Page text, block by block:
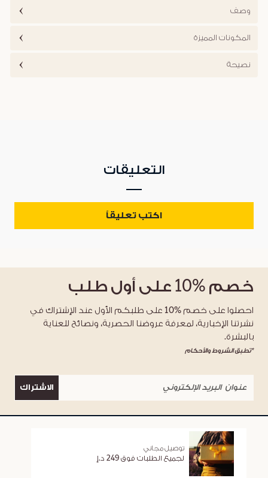
وصف
المكونات المميزة
نصيحة
التعليقات
اكتب تعليقاً
خصم %10 على أول طلب
احصلوا على خصم %10 على طلبكم الأول عند الإشتراك في
نشرتنا الإخبارية، لمعرفة عروضنا الحصرية، ونصائح للعناية
بالبشرة.
*تطبق الشروط والأحكام
الاشتراك
توصيل مجاني
لجميع الطلبات فوق 249 د.إ